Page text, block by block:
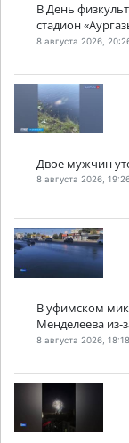
В День
стадион
8 августа 2026,
Двое мужчин
8 августа 2026,
В уфимском
Менделеева из-
8 августа 2026, 18:18